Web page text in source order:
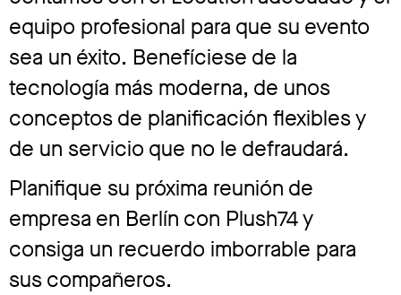
equipo profesional para que su evento
sea un éxito. Benefíciese de la
tecnología más moderna, de unos
conceptos de planificación flexibles y
de un servicio que no le defraudará.
Planifique su próxima reunión de
empresa en Berlín con Plush74 y
consiga un recuerdo imborrable para
sus compañeros.